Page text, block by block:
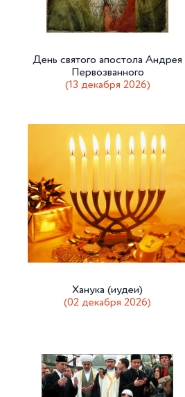
День святого апостола Андрея
Первозванного
(13 декабря 2026)
Ханука (иудеи)
(02 декабря 2026)